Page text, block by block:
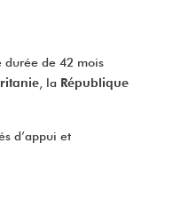
durée de 42 mois
, la République
d’appui et